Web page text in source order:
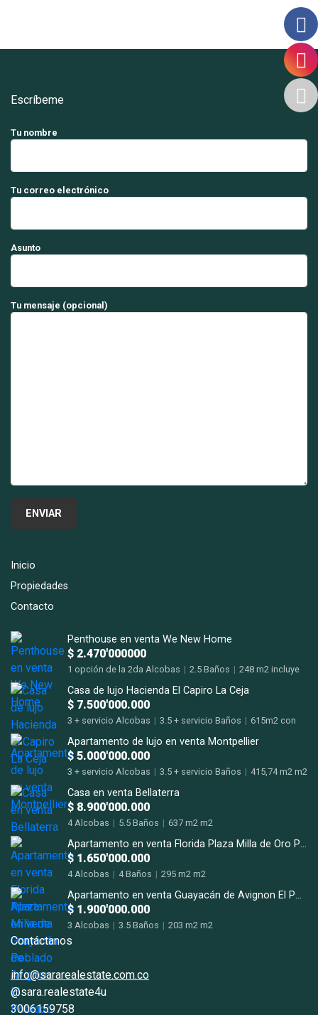
Escríbeme
Tu nombre
Tu correo electrónico
Asunto
Tu mensaje (opcional)
Inicio
Propiedades
Contacto
Penthouse en venta We New Home
$ 2.470'000000
1 opción de la 2da Alcobas | 2.5 Baños | 248 m2 incluye
Casa de lujo Hacienda El Capiro La Ceja
$ 7.500'000.000
3 + servicio Alcobas | 3.5 + servicio Baños | 615m2 con
Apartamento de lujo en venta Montpellier
$ 5.000'000.000
3 + servicio Alcobas | 3.5 + servicio Baños | 415,74 m2 m2
Casa en venta Bellaterra
$ 8.900'000.000
4 Alcobas | 5.5 Baños | 637 m2 m2
Apartamento en venta Florida Plaza Milla de Oro Poblado
$ 1.650'000.000
4 Alcobas | 4 Baños | 295 m2 m2
Apartamento en venta Guayacán de Avignon El Poblado San Lucas.
$ 1.900'000.000
3 Alcobas | 3.5 Baños | 203 m2 m2
Contáctanos
info@sararealestate.com.co
@sara.realestate4u
3006159758